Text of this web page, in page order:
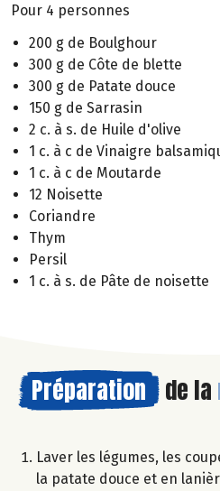
Pour 4 personnes
200 g de Boulghour
300 g de Côte de blette
300 g de Patate douce
150 g de Sarrasin
2 c. à s. de Huile d'olive
1 c. à c de Vinaigre
1 c. à c de Moutarde
12 Noisette
Coriandre
Thym
Persil
1 c. à s. de Pâte de noisette
Préparation de la
Laver les légumes, les
la patate douce et en